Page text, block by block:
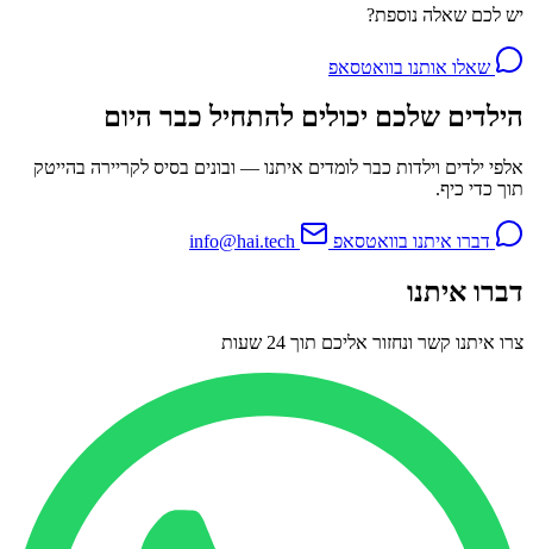
יש לכם שאלה נוספת?
שאלו אותנו בוואטסאפ
הילדים שלכם יכולים להתחיל כבר היום
אלפי ילדים וילדות כבר לומדים איתנו — ובונים בסיס לקריירה בהייטק
תוך כדי כיף.
דברו איתנו בוואטסאפ info@hai.tech
דברו איתנו
צרו איתנו קשר ונחזור אליכם תוך 24 שעות